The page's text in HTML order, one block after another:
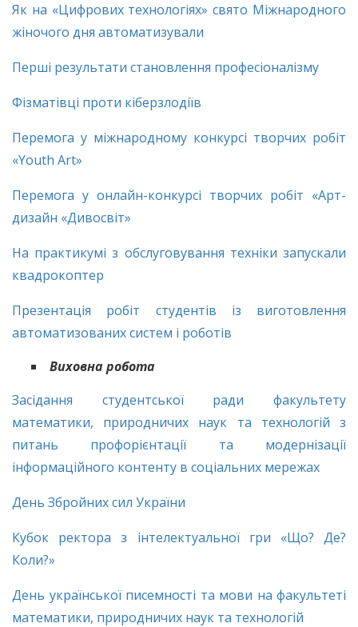
Як на «Цифрових технологіях» свято Міжнародного
жіночого дня автоматизували
Перші результати становлення професіоналізму
Фізматівці проти кіберзлодіїв
Перемога у міжнародному конкурсі творчих робіт
«Youth Art»
Перемога у онлайн-конкурсі творчих робіт «Арт-
дизайн «Дивосвіт»
На практикумі з обслуговування техніки запускали
квадрокоптер
Презентація робіт студентів із виготовлення
автоматизованих систем і роботів
Виховна робота
Засідання студентської ради факультету
математики, природничих наук та технологій з
питань профорієнтації та модернізації
інформаційного контенту в соціальних мережах
День Збройних сил України
Кубок ректора з інтелектуальної гри «Що? Де?
Коли?»
День української писемності та мови на факультеті
математики, природничих наук та технологій